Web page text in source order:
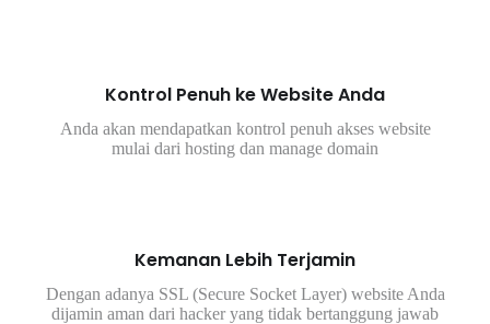
Kontrol Penuh ke Website Anda
Anda akan mendapatkan kontrol penuh akses website
mulai dari hosting dan manage domain
Kemanan Lebih Terjamin
Dengan adanya SSL (Secure Socket Layer) website Anda
dijamin aman dari hacker yang tidak bertanggung jawab